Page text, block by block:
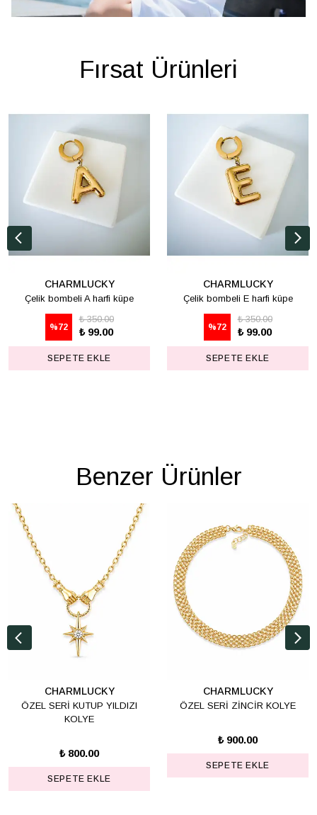
Fırsat Ürünleri
CHARMLUCKY
Çelik bombeli A harfi küpe
%72
₺ 350.00
₺ 99.00
SEPETE EKLE
CHARMLUCKY
Çelik bombeli E harfi küpe
%72
₺ 350.00
₺ 99.00
SEPETE EKLE
Benzer Ürünler
CHARMLUCKY
ÖZEL SERİ KUTUP YILDIZI
KOLYE
₺ 800.00
SEPETE EKLE
CHARMLUCKY
ÖZEL SERİ ZİNCİR KOLYE
₺ 900.00
SEPETE EKLE